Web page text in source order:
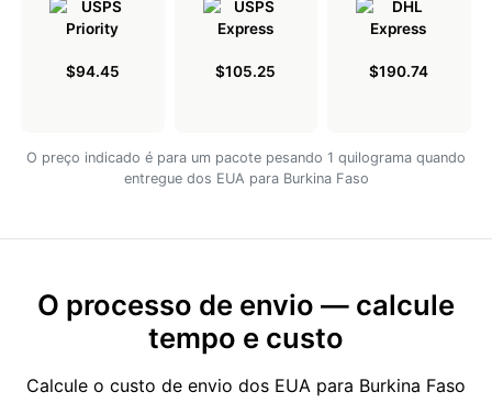
$94.45 $105.25 $190.74
O preço indicado é para um pacote pesando 1 quilograma quando
entregue dos EUA para Burkina Faso
O processo de envio — calcule
tempo e custo
Calcule o custo de envio dos EUA para Burkina Faso